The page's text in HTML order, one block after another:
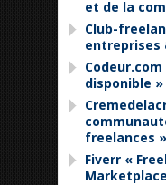
et de la
Club-
entreprises
disponible »
freelances »
Fiverr «